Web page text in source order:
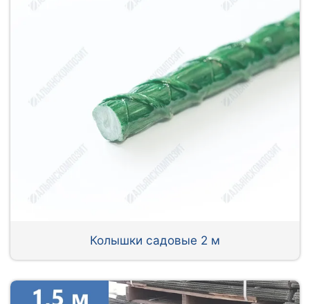
Колышки садовые 2 м